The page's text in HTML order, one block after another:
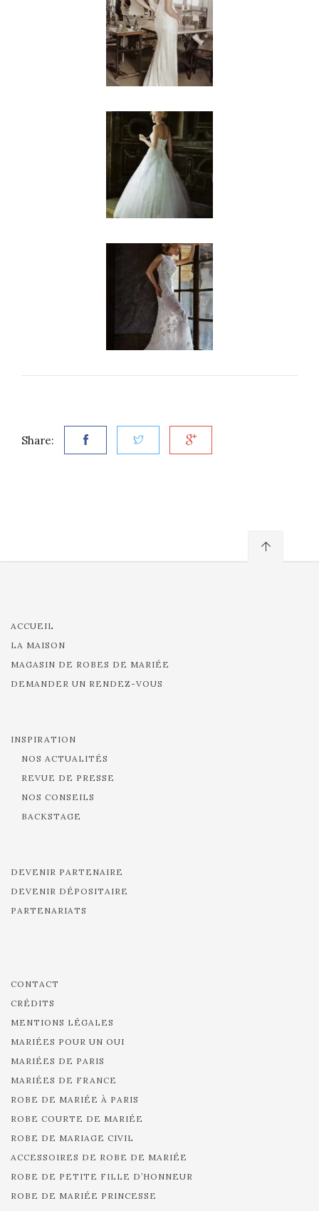
Share:
ACCUEIL
LA MAISON
MAGASIN DE ROBES DE MARIÉE
DEMANDER UN RENDEZ-VOUS
INSPIRATION
NOS ACTUALITÉS
REVUE DE PRESSE
NOS CONSEILS
BACKSTAGE
DEVENIR PARTENAIRE
DEVENIR DÉPOSITAIRE
PARTENARIATS
CONTACT
CRÉDITS
MENTIONS LÉGALES
MARIÉES POUR UN OUI
MARIÉES DE PARIS
MARIÉES DE FRANCE
ROBE DE MARIÉE À PARIS
ROBE COURTE DE MARIÉE
ROBE DE MARIAGE CIVIL
ACCESSOIRES DE ROBE DE MARIÉE
ROBE DE PETITE FILLE D’HONNEUR
ROBE DE MARIÉE PRINCESSE